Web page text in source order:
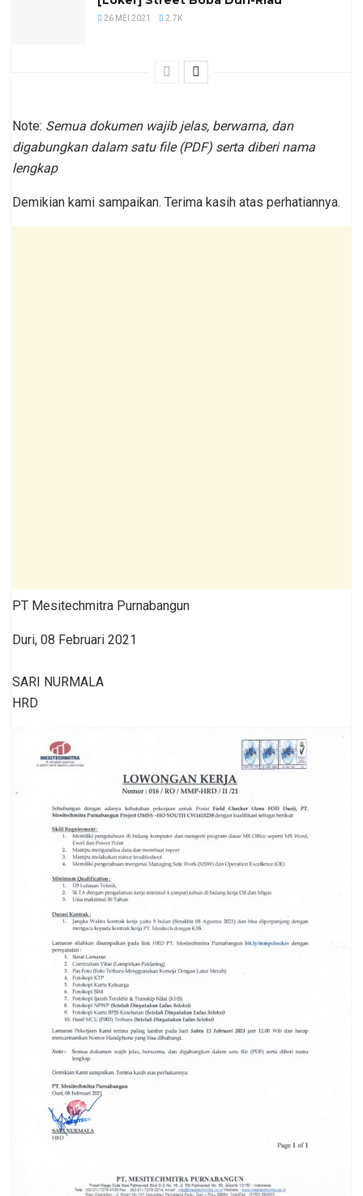
26 MEI 2021 2.7K
Note: Semua dokumen wajib jelas, berwarna, dan
digabungkan dalam satu file (PDF) serta diberi nama
lengkap
Demikian kami sampaikan. Terima kasih atas perhatiannya.
PT Mesitechmitra Purnabangun
Duri, 08 Februari 2021
SARI NURMALA
HRD